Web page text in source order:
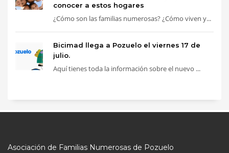
conocer a estos hogares
¿Cómo son las familias numerosas? ¿Cómo viven y...
Bicimad llega a Pozuelo el viernes 17 de
julio.
Aquí tienes toda la información sobre el nuevo ...
Asociación de Familias Numerosas de Pozuelo